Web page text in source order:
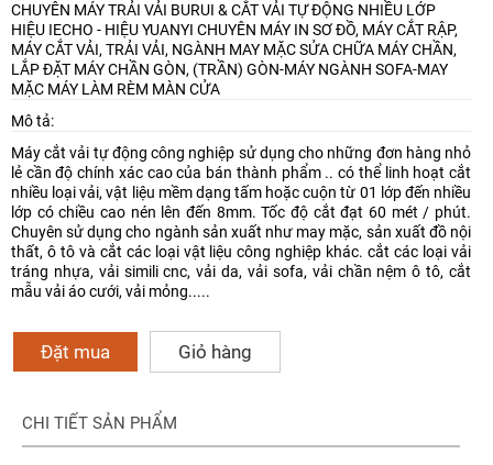
CHUYÊN MÁY TRẢI VẢI BURUI & CẮT VẢI TỰ ĐỘNG NHIỀU LỚP
HIỆU IECHO - HIỆU YUANYI CHUYÊN MÁY IN SƠ ĐỒ, MÁY CẮT RẬP,
MÁY CẮT VẢI, TRẢI VẢI, NGÀNH MAY MẶCSỬA CHỮA MÁY CHẦN,
LẮP ĐẶT MÁY CHẦN GÒN, (TRẦN) GÒN-MÁY NGÀNH SOFA-MAY
MẶC MÁY LÀM RÈM MÀN CỬA
Mô tả:
Máy cắt vải tự động công nghiệp sử dụng cho những đơn hàng nhỏ
lẻ cần độ chính xác cao của bán thành phẩm .. có thể linh hoạt cắt
nhiều loại vải, vật liệu mềm dạng tấm hoặc cuộn từ 01 lớp đến nhiều
lớp có chiều cao nén lên đến 8mm. Tốc độ cắt đạt 60 mét / phút.
Chuyên sử dụng cho ngành sản xuất như may mặc, sản xuất đồ nội
thất, ô tô và cắt các loại vật liệu công nghiệp khác. cắt các loại vải
tráng nhựa, vải simili cnc, vải da, vải sofa, vải chần nệm ô tô, cắt
mẫu vải áo cưới, vải mỏng.....
Đặt mua Giỏ hàng
CHI TIẾT SẢN PHẨM